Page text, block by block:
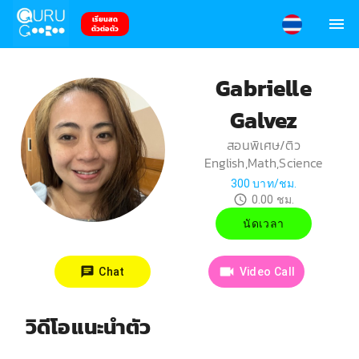
เรียนสด
ตัวต่อตัว
Gabrielle
Galvez
สอนพิเศษ/ติว
English,Math,Science
300 บาท/ชม.
0.00 ชม.
นัดเวลา
Chat Video Call
วิดีโอแนะนำตัว